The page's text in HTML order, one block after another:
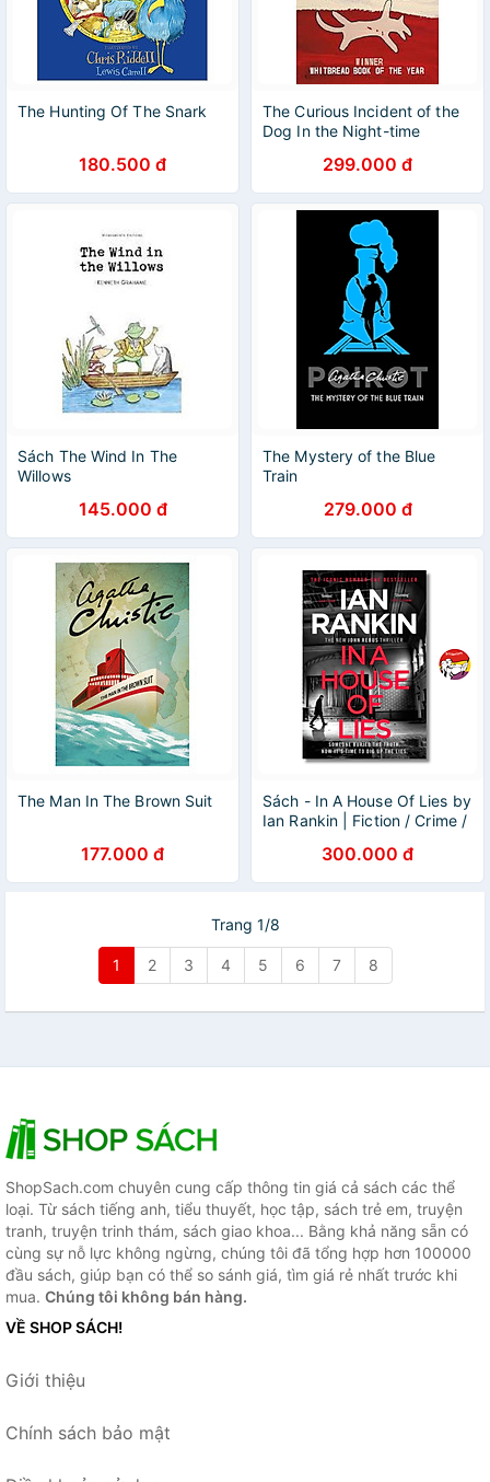
The Hunting Of The Snark
180.500 đ
The Curious Incident of the
Dog In the Night-time
299.000 đ
Sách The Wind In The
Willows
145.000 đ
The Mystery of the Blue
Train
279.000 đ
The Man In The Brown Suit
177.000 đ
Sách - In A House Of Lies by
Ian Rankin | Fiction / Crime /
khẩu UK300.000 đ
Trang 1/8
1 2 3 4 5 6 7 8
ShopSach.com chuyên cung cấp thông tin giá cả sách các thể
loại. Từ sách tiếng anh, tiểu thuyết, học tập, sách trẻ em, truyện
tranh, truyện trinh thám, sách giao khoa... Bằng khả năng sẵn có
cùng sự nỗ lực không ngừng, chúng tôi đã tổng hợp hơn 100000
đầu sách, giúp bạn có thể so sánh giá, tìm giá rẻ nhất trước khi
mua. Chúng tôi không bán hàng.
VỀ SHOP SÁCH!
Giới thiệu
Chính sách bảo mật